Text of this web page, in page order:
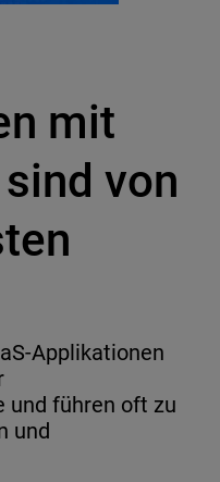
mit
von
Applikationen
und führen oft zu
und